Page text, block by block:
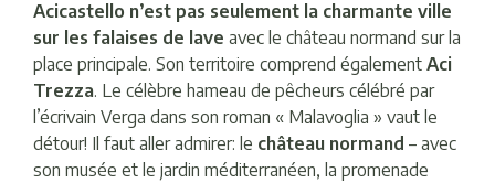
Acicastello n’est pas seulement la charmante ville
sur les falaises de lave avec le château normand sur la
place principale. Son territoire comprend également Aci
Trezza. Le célèbre hameau de pêcheurs célébré par
l’écrivain Verga dans son roman « Malavoglia » vaut le
détour! Il faut aller admirer: le château normand – avec
son musée et le jardin méditerranéen, la promenade